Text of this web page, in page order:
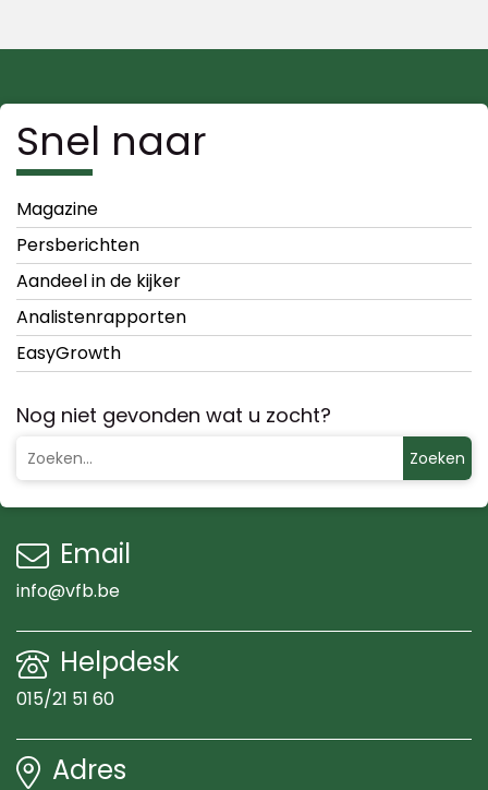
Snel naar
Magazine
Persberichten
Aandeel in de kijker
Analistenrapporten
EasyGrowth
Nog niet gevonden wat u zocht?
Zoeken
Email
info@vfb.be
Helpdesk
015/21 51 60
Adres